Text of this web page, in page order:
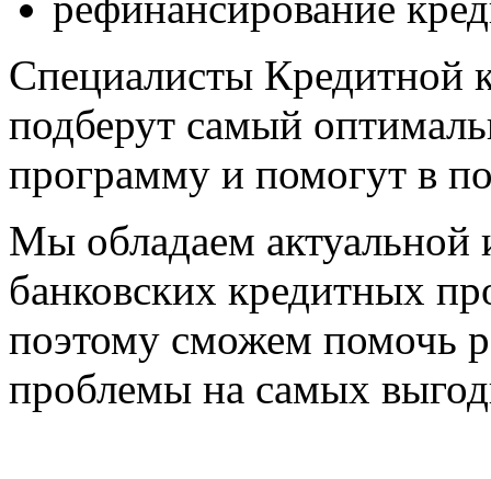
Cпециалисты Кредитной
подберут самый
программу и помогут в
Мы обладаем
банковских кредитных
поэтому сможем помочь
проблемы на самых